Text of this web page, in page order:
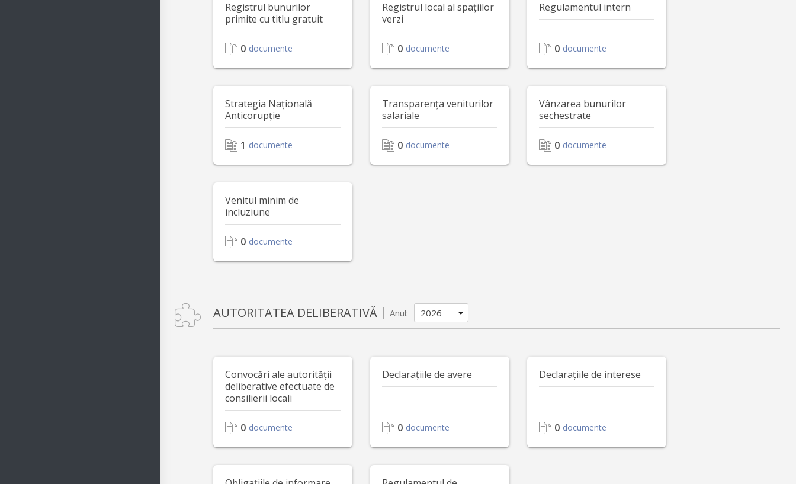
Registrul bunurilor
primite cu titlu gratuit
0 documente
Registrul local al spațiilor
verzi
0 documente
Regulamentul intern
0 documente
Strategia Națională
Anticorupție
1 documente
Transparența veniturilor
salariale
0 documente
Vânzarea bunurilor
sechestrate
0 documente
Venitul minim de
incluziune
0 documente
AUTORITATEA DELIBERATIVĂ Anul:
Convocări ale autorității
deliberative efectuate de
consilierii locali
0 documente
Declarațiile de avere
0 documente
Declarațiile de interese
0 documente